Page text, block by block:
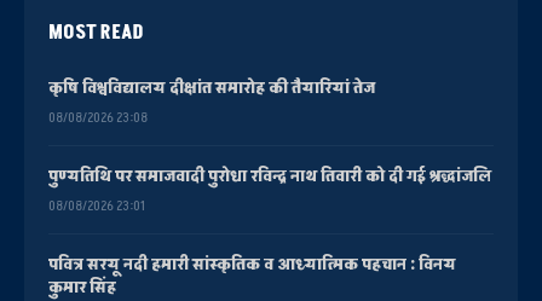
MOST READ
कृषि विश्वविद्यालय दीक्षांत समारोह की तैयारियां तेज
08/08/2026 23:08
पुण्यतिथि पर समाजवादी पुरोधा रविन्द्र नाथ तिवारी को दी गई श्रद्धांजलि
08/08/2026 23:01
पवित्र सरयू नदी हमारी सांस्कृतिक व आध्यात्मिक पहचान : विनय
कुमार सिंह